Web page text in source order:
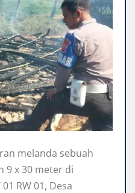
melanda sebuah
9 x 30 meter di
RW 01, Desa